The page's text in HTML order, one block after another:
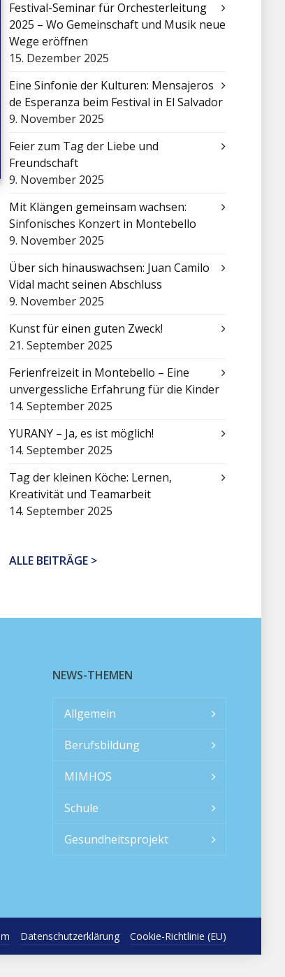
Festival-Seminar für Orchesterleitung
2025 – Wo Gemeinschaft und Musik neue
Wege eröffnen
15. Dezember 2025
Eine Sinfonie der Kulturen: Mensajeros
de Esperanza beim Festival in El Salvador
9. November 2025
Feier zum Tag der Liebe und
Freundschaft
9. November 2025
Mit Klängen gemeinsam wachsen:
Sinfonisches Konzert in Montebello
9. November 2025
Über sich hinauswachsen: Juan Camilo
Vidal macht seinen Abschluss
9. November 2025
Kunst für einen guten Zweck!
21. September 2025
Ferienfreizeit in Montebello – Eine
unvergessliche Erfahrung für die Kinder
14. September 2025
YURANY – Ja, es ist möglich!
14. September 2025
Tag der kleinen Köche: Lernen,
Kreativität und Teamarbeit
14. September 2025
ALLE BEITRÄGE >
NEWS-THEMEN
Allgemein
Berufsbildung
MIMHOS
Schule
Gesundheitsprojekt
Datenschutzerklärung Cookie-Richtlinie (EU)